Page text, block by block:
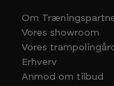
Om
Vores showroom
Vores
Erhverv
Anmod om tilbud